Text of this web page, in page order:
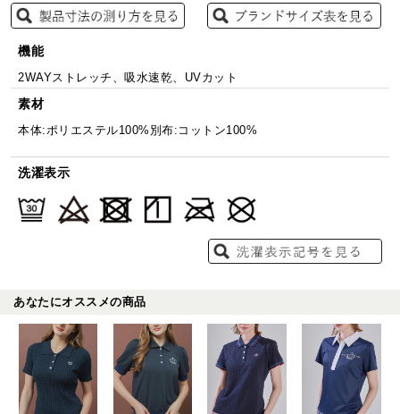
機能
2WAYストレッチ、吸水速乾、UVカット
素材
本体:ポリエステル100%別布:コットン100%
洗濯表示
あなたにオススメの商品